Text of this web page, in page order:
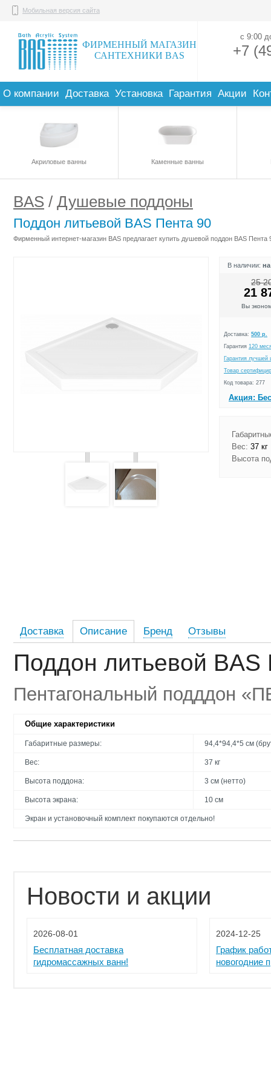
ФИРМЕННЫЙ МАГАЗИН
САНТЕХНИКИ BAS
Мобильная версия сайта
+7
с 9:00
О компании Доставка Установка Гарантия Акции
Акриловые ванны Каменные ванны
BAS / Душевые поддоны
Поддон литьевой BAS Пента 90
Фирменный интернет-магазин BAS предлагает купить душевой поддон BAS
В наличии:
25
21
Вы
Доставка: 500 р.
Гарантия 120
Гарантия лучшей
Товар
Код товара: 277
Акция:
Вес: 37 кг
Высота
Доставка Описание Бренд Отзывы
Поддон литьевой
Пентагональный подддон
Общие характеристики
Габаритные размеры: 94,4*94,4*5 см
Вес: 37 кг
Высота поддона: 3 см (нетто)
Высота экрана: 10 см
Экран и установочный комплект покупаются отдельно!
Новости и акции
2026-08-01
Бесплатная доставка
гидромассажных ванн!
2024-12-25
График
новогодние